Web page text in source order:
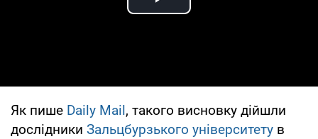
Play Video
Як пише Daily Mail, такого висновку дійшли
дослідники Зальцбурзького університету в